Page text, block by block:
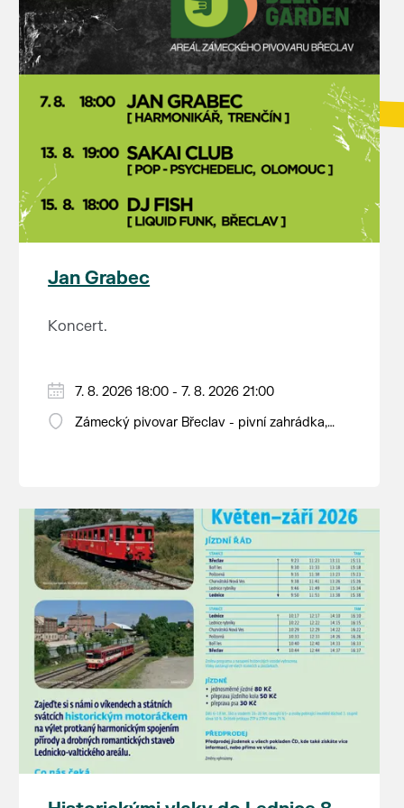
Jan Grabec
Koncert.
7. 8. 2026 18:00 - 7. 8. 2026 21:00
Zámecký pivovar Břeclav - pivní zahrádka,